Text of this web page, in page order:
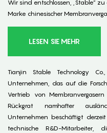
Wir sind entschlossen, „Stable“
Marke chinesischer
LESEN SIE MEHR
Tianjin Stable Technology
Unternehmen, das auf die
Vertrieb von
Rückgrat namhafter
Unternehmen beschäftigt
technische R&D-